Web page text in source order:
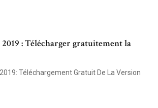
: Télécharger gratuitement la
Téléchargement Gratuit De La Version